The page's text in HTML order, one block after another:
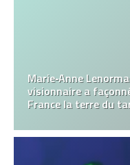
Marie‑Anne
visionnaire a
France la terre du